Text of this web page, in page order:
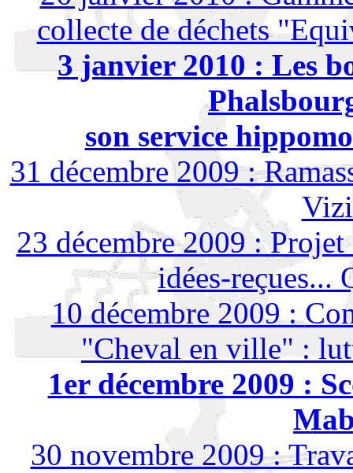
collecte de déchets
3 janvier 2010 : Les
son service
31 décembre 2009 :
23 décembre 2009 :
idées-reçues...
10 décembre 2009 :
"Cheval en ville" :
1er décembre 2009 :
30 novembre 2009 :